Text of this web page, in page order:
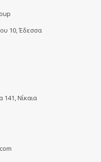
10, Έδεσσα
Νίκαια